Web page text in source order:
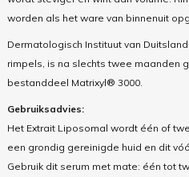
worden als het ware van binnenuit
Dermatologisch Instituut van
rimpels, is na slechts twee maanden
bestanddeel Matrixyl® 3000.
Gebruiksadvies:
Het Extrait Liposomal wordt één of
een grondig gereinigde huid en dit
Gebruik dit serum met mate: één tot